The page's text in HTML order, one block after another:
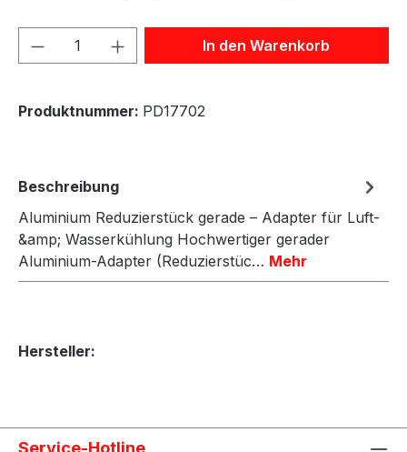
Produkt Anzahl: Gib denIn den Warenkorb
Produktnummer: PD17702
Beschreibung
Aluminium Reduzierstück gerade – Adapter für Luft-
&amp; Wasserkühlung Hochwertiger gerader
Aluminium-Adapter (Reduzierstüc… Mehr
Hersteller:
Service-Hotline